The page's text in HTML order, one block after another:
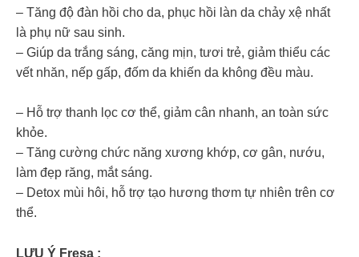
– Tăng độ đàn hồi cho da, phục hồi làn da chảy xệ nhất
là phụ nữ sau sinh.
– Giúp da trắng sáng, căng mịn, tươi trẻ, giảm thiểu các
vết nhăn, nếp gấp, đốm da khiến da không đều màu.
– Hỗ trợ thanh lọc cơ thể, giảm cân nhanh, an toàn sức
khỏe.
– Tăng cường chức năng xương khớp, cơ gân, nướu,
làm đẹp răng, mắt sáng.
– Detox mùi hôi, hỗ trợ tạo hương thơm tự nhiên trên cơ
thể.
LƯU Ý Fresa :